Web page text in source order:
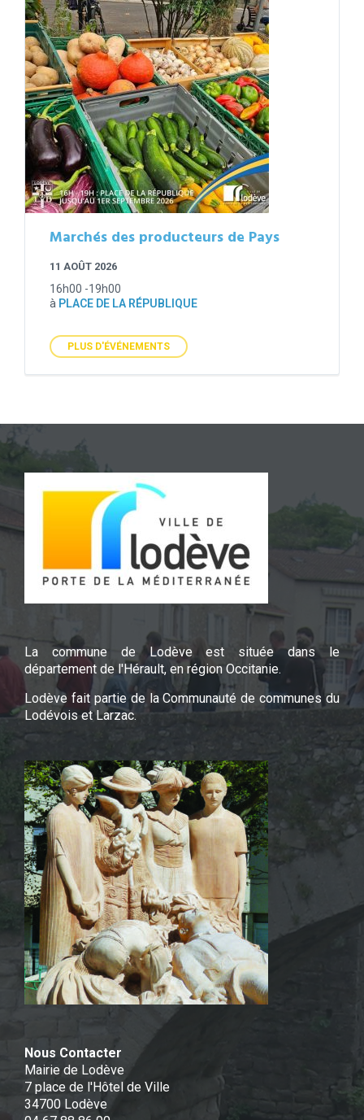
Marchés des producteurs de Pays
11 AOÛT 2026
16h00 -19h00
à PLACE DE LA RÉPUBLIQUE
PLUS D'ÉVÉNEMENTS
La commune de Lodève est située dans le
département de l'Hérault, en région Occitanie.
Lodève fait partie de la Communauté de communes du
Lodévois et Larzac.
Nous Contacter
Mairie de Lodève
7 place de l'Hôtel de Ville
34700 Lodève